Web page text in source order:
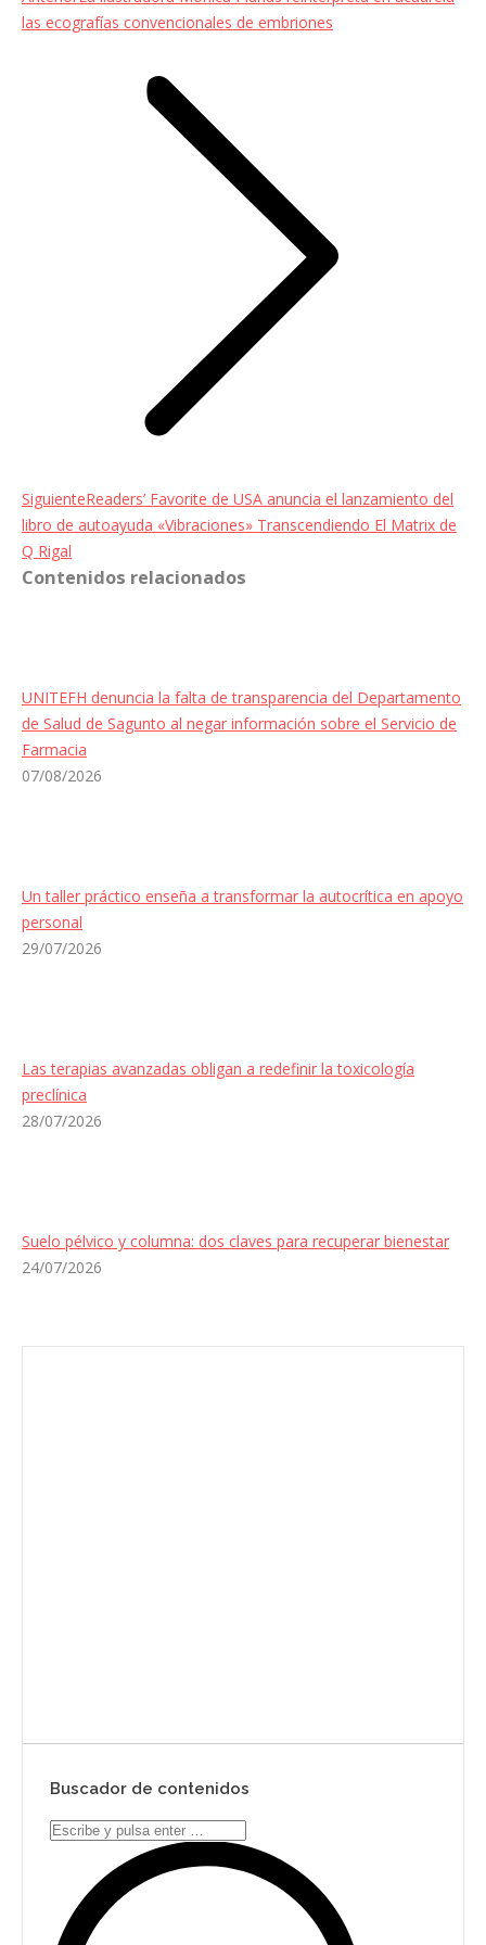
anterior:
las ecografías convencionales de embriones
SiguienteEntrada
siguiente:
Readers’ Favorite de USA anuncia el lanzamiento del
libro de autoayuda «Vibraciones» Transcendiendo El Matrix de
Q Rigal
Contenidos relacionados
UNITEFH denuncia la falta de transparencia del Departamento
de Salud de Sagunto al negar información sobre el Servicio de
Farmacia
07/08/2026
Un taller práctico enseña a transformar la autocrítica en apoyo
personal
29/07/2026
Las terapias avanzadas obligan a redefinir la toxicología
preclínica
28/07/2026
Suelo pélvico y columna: dos claves para recuperar bienestar
24/07/2026
Buscador de contenidos
Search: